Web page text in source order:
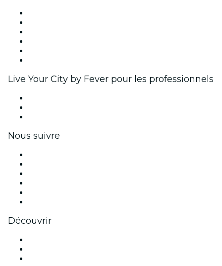
Live Your City by Fever pour les professionnels
Nous suivre
Découvrir